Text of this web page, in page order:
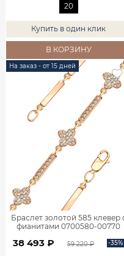
20
Купить в один клик
В КОРЗИНУ
На заказ - от 15 дней
Браслет золотой 585 клевер
фианитами 0700580-00770
38 493 ₽ 59 220 ₽ -35%